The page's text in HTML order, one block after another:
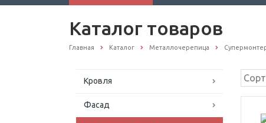
Каталог товаров
Главная Каталог Металлочерепица
Кровля
Фасад